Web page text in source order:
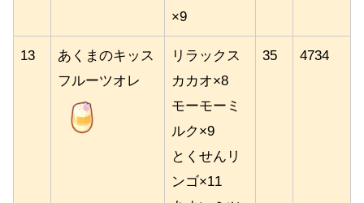
×9
13
あくまのキッス
フルーツオレ
リラックス
カカオ×8
モーモーミ
ルク×9
とくせんリ
ンゴ×11
35 4734